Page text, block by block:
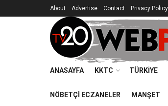
About Advertise Contact Privacy Policy
ANASAYFA KKTC TÜRKIYE
NÖBETÇI ECZANELER MANŞET